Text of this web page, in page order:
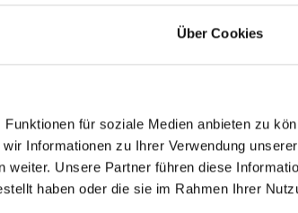
Über Cookies
für soziale Medien anbieten zu
Informationen zu Ihrer Verwendung unserer
Unsere Partner führen diese
haben oder die sie im Rahmen Ihrer
in Kombination mit Capatect